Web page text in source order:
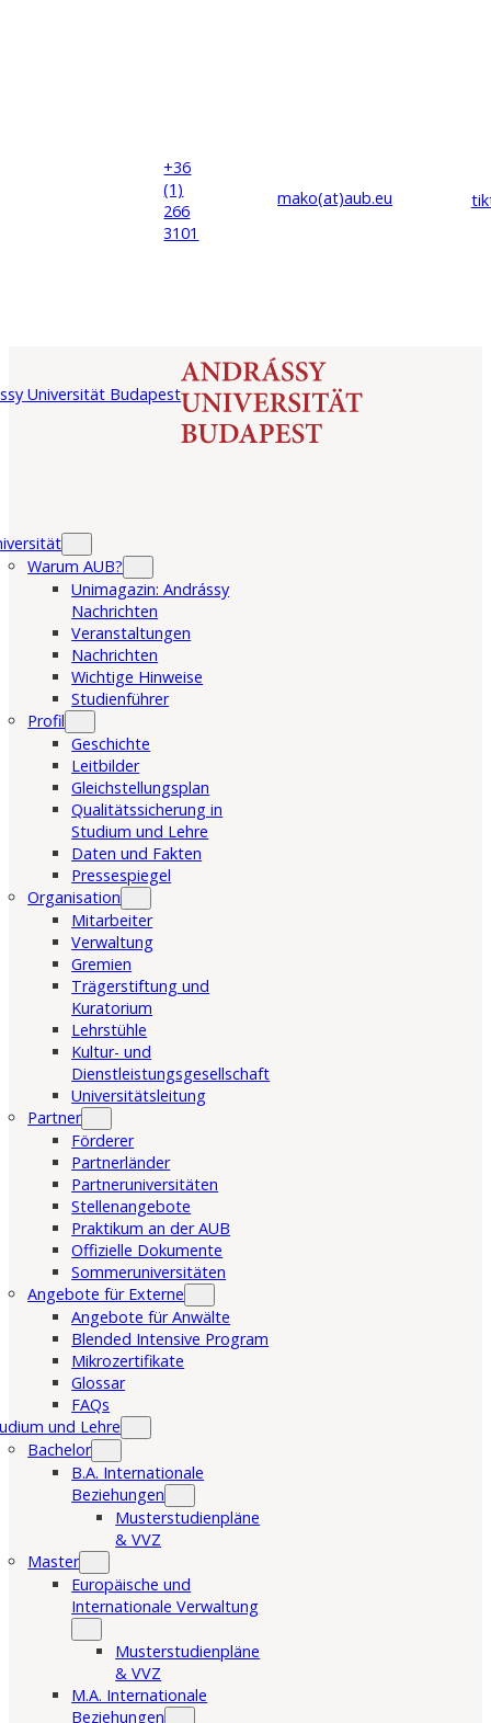
+36
(1)
266
3101
mako(at)aub.eu
Warum AUB?
Unimagazin: Andrássy
Nachrichten
Veranstaltungen
Nachrichten
Wichtige Hinweise
Studienführer
Profil
Geschichte
Leitbilder
Gleichstellungsplan
Qualitätssicherung in
Studium und Lehre
Daten und Fakten
Pressespiegel
Organisation
Mitarbeiter
Verwaltung
Gremien
Trägerstiftung und
Kuratorium
Lehrstühle
Kultur- und
Dienstleistungsgesellschaft
Universitätsleitung
Partner
Förderer
Partnerländer
Partneruniversitäten
Stellenangebote
Praktikum an der AUB
Offizielle Dokumente
Sommeruniversitäten
Angebote für Externe
Angebote für Anwälte
Blended Intensive Program
Mikrozertifikate
Glossar
FAQs
und Lehre
Bachelor
B.A. Internationale
Beziehungen
Musterstudienpläne
& VVZ
Master
Europäische und
Internationale Verwaltung
Musterstudienpläne
& VVZ
M.A. Internationale
Beziehungen